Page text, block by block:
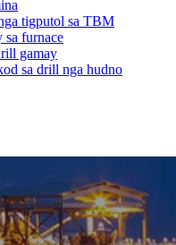
tigputol sa TBM
sa furnace
gamay
sa drill nga hudno